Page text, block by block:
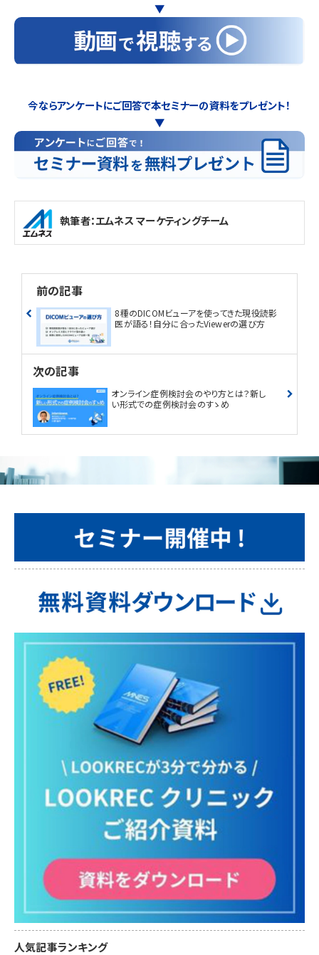
▼
今ならアンケートにご回答で本セミナーの資料をプレゼント！
▼
執筆者：エムネス マーケティングチーム
前の記事
8種のDICOMビューアを使ってきた現役読影
医が語る！自分に合ったViewerの選び方
次の記事
オンライン症例検討会のやり方とは？新し
い形式での症例検討会のすゝめ
人気記事ランキング